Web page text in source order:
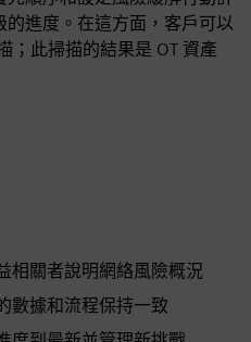
進度。在這方面，客戶可以
；此掃描的結果是 OT 資產
相關者說明網絡風險概況
數據和流程保持一致